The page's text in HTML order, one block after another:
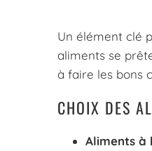
Un élément clé
aliments se
à faire les bons
CHOIX DES
Aliments à